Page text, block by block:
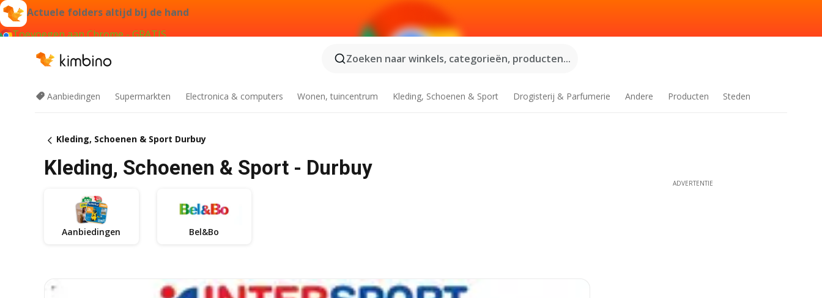
Actuele folders altijd bij de hand
Toevoegen aan Chrome - GRATIS
Zoeken naar winkels, categorieën, producten...
Aanbiedingen Supermarkten Electronica & computers Wonen, tuincentrum Kleding, Schoenen & Sport Drogisterij & Parfumerie Andere Producten Steden
Kleding, Schoenen & Sport Durbuy
Kleding, Schoenen & Sport - Durbuy
Aanbiedingen Bel&Bo
ADVERTENTIE